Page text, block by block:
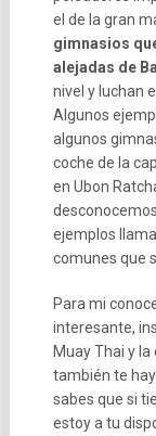
el de la gran
gimnasios
alejadas de
nivel y luchan
Algunos
algunos
coche de la
en Ubon
ejemplos
comunes que
Para mi
interesante,
Muay Thai y la
también te
sabes que si
estoy a tu